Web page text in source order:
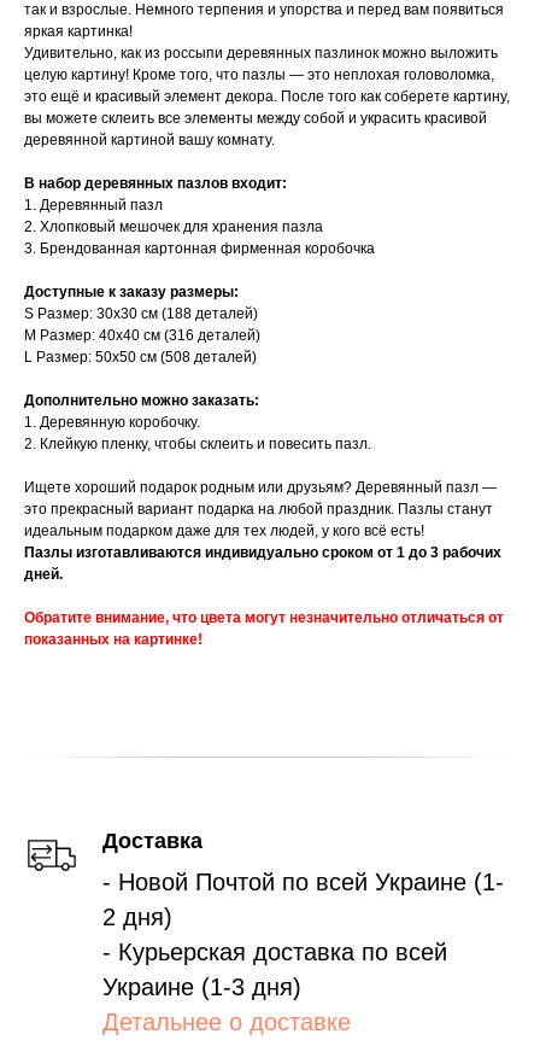
так и взрослые. Немного терпения и упорства и перед вам появиться
яркая картинка!
Удивительно, как из россыпи деревянных пазлинок можно выложить
целую картину! Кроме того, что пазлы — это неплохая головоломка,
это ещё и красивый элемент декора. После того как соберете картину,
вы можете склеить все элементы между собой и украсить красивой
деревянной картиной вашу комнату.
В набор деревянных пазлов входит:
1. Деревянный пазл
2. Хлопковый мешочек для хранения пазла
3. Брендованная картонная фирменная коробочка
Доступные к заказу размеры:
S Размер: 30х30 см (188 деталей)
M Размер: 40х40 см (316 деталей)
L Размер: 50х50 см (508 деталей)
Дополнительно можно заказать:
1. Деревянную коробочку.
2. Клейкую пленку, чтобы склеить и повесить пазл.
Ищете хороший подарок родным или друзьям? Деревянный пазл —
это прекрасный вариант подарка на любой праздник. Пазлы станут
идеальным подарком даже для тех людей, у кого всё есть!
Пазлы изготавливаются индивидуально сроком от 1 до 3 рабочих
дней.
Обратите внимание, что цвета могут незначительно отличаться от
показанных на картинке!
Доставка
- Новой Почтой по всей Украине (1-
2 дня)
- Курьерская доставка по всей
Украине (1-3 дня)
Детальнее о доставке